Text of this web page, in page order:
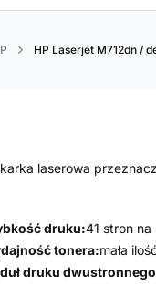
HP Laserjet M712dn /
laserowa
druku:41 stron
tonera:mała ilość
druku